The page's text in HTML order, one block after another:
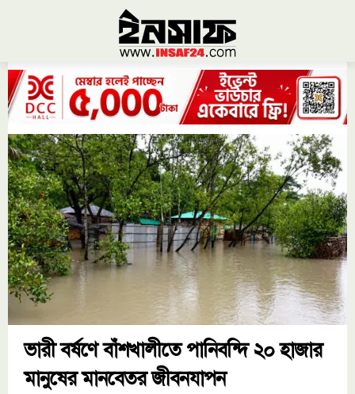
ভারী বর্ষণে বাঁশখালীতে পানিবন্দি ২০ হাজার
মানুষের মানবেতর জীবনযাপন